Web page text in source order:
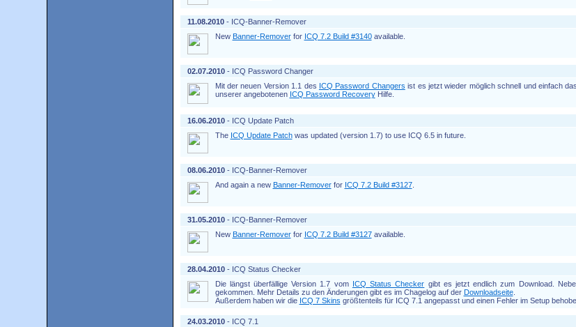
11.08.2010- ICQ-Banner-Remover
New Banner-Removerfor ICQ 7.2 Build #3140available.
02.07.2010- ICQ Password Changer
Mit der neuen Version 1.1 des ICQ Password Changers ist es jetzt wieder möglich schnell und einfach
unserer angebotenen ICQ Password RecoveryHilfe.
16.06.2010- ICQ Update Patch
The ICQ Update Patchwas updated (version 1.7) to use ICQ 6.5 in future.
08.06.2010- ICQ-Banner-Remover
And again a new Banner-Removerfor ICQ 7.2 Build #3127.
31.05.2010- ICQ-Banner-Remover
New Banner-Removerfor ICQ 7.2 Build #3127available.
28.04.2010- ICQ Status Checker
Die längst überfällige Version 1.7 vom ICQ Status Checker gibt es jetzt endlich zum Download.
gekommen. Mehr Details zu den Änderungen gibt es im Chagelog auf der Downloadseite.
Außerdem haben wir die ICQ 7 Skins größtenteils für ICQ 7.1 angepasst und einen Fehler im Setup
24.03.2010- ICQ 7.1